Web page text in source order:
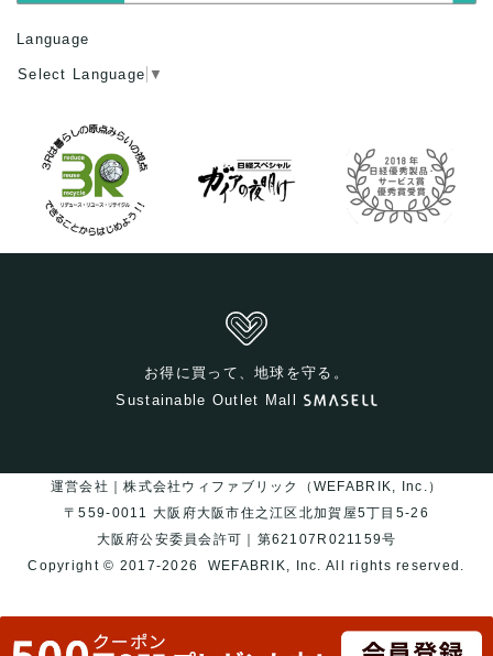
Language
Select Language ▼
お得に買って、地球を守る。
Sustainable Outlet Mall
運営会社｜株式会社ウィファブリック（WEFABRIK, Inc.）
〒559-0011 大阪府大阪市住之江区北加賀屋5丁目5-26
大阪府公安委員会許可｜第62107R021159号
Copyright © 2017-2026
WEFABRIK, Inc.All rights reserved.